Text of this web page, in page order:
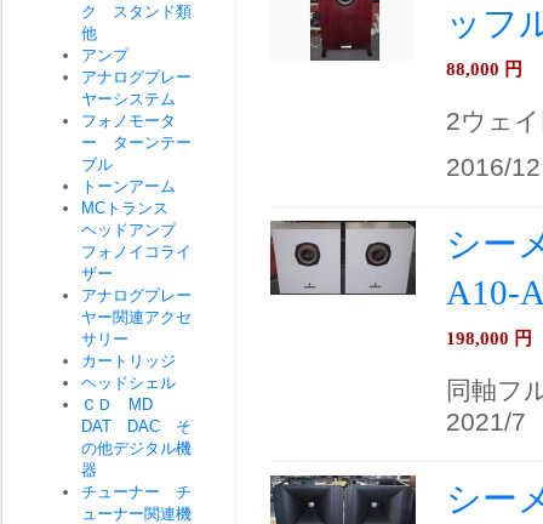
ッフ
88,000 円
2ウェ
2016/12
シー
A10-
198,000 円
同軸フ
2021/7
シー
ク スタンド類
他
アンプ
アナログプレー
ヤーシステム
フォノモータ
ー ターンテー
ブル
トーンアーム
MCトランス
ヘッドアンプ
フォノイコライ
ザー
アナログプレー
ヤー関連アクセ
サリー
カートリッジ
ヘッドシェル
ＣＤ MD
DAT DAC そ
の他デジタル機
器
チューナー チ
ューナー関連機